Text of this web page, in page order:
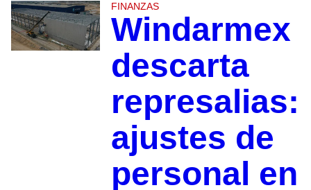
FINANZAS
Windarmex
descarta
represalias:
ajustes de
personal en